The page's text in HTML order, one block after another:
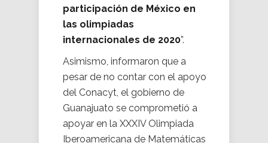
participación de México en
las olimpiadas
internacionales de 2020”.
Asimismo, informaron que a
pesar de no contar con el apoyo
del Conacyt, el gobierno de
Guanajuato se comprometió a
apoyar en la XXXIV Olimpiada
Iberoamericana de Matemáticas